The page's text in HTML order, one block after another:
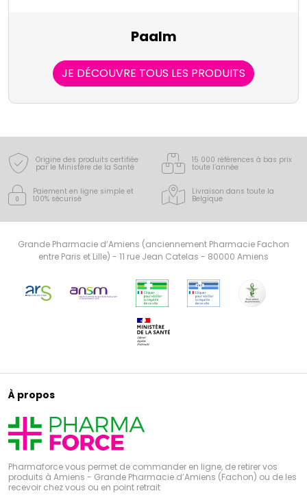
Paalm
JE DÉCOUVRE TOUS LES PRODUITS
Origine des produits certifiée
par le Ministère de la Santé
15 000 références à bas prix
toute l’année
Paiement en ligne simple et
100% sécurisé
Livraison dans toute la
Belgique
Grande Pharmacie d’Amiens (anciennement Pharmacie Fachon
entre Paris et Lille) - 11 rue Jean Catelas - 80000 Amiens
À propos
Pharmaforce vous permet de commander en ligne, de retirer vos
produits à Amiens - Grande Pharmacie d’Amiens (Fachon) ou de les
recevoir chez vous ou en point retrait